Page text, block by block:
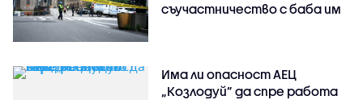
съучастничество с баба им
Има ли опасност АЕЦ
„Козлодуй” да спре работа